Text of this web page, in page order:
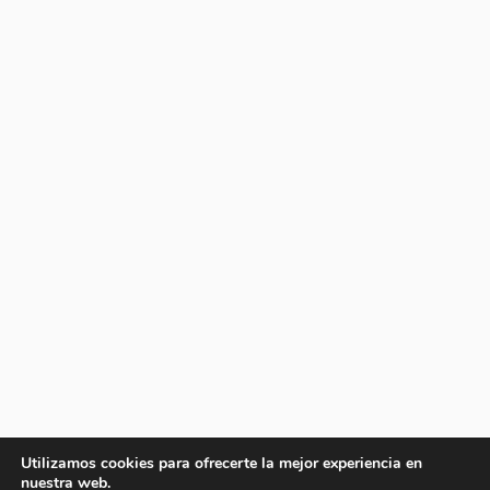
Utilizamos cookies para ofrecerte la mejor experiencia en
nuestra web.